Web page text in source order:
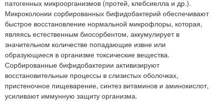
патогенных микроорганизмов (протей, клебсиелла и др.).
Микроколонии сорбированных бифидобактерий обеспечивают
быстрое восстановление нормальной микрофлоры, которая,
являясь естественным биосорбентом, аккумулирует в
значительном количестве попадающие извне или
образующиеся в организме токсические вещества.
Сорбированные бифидобактерии активизируют
восстановительные процессы в слизистых оболочках,
пристеночное пищеварение, синтез витаминов и аминокислот,
усиливают иммунную защиту организма.